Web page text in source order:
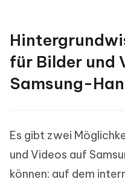
für Bilder und
Samsung-
Es gibt zwei
und Videos auf
können: auf dem